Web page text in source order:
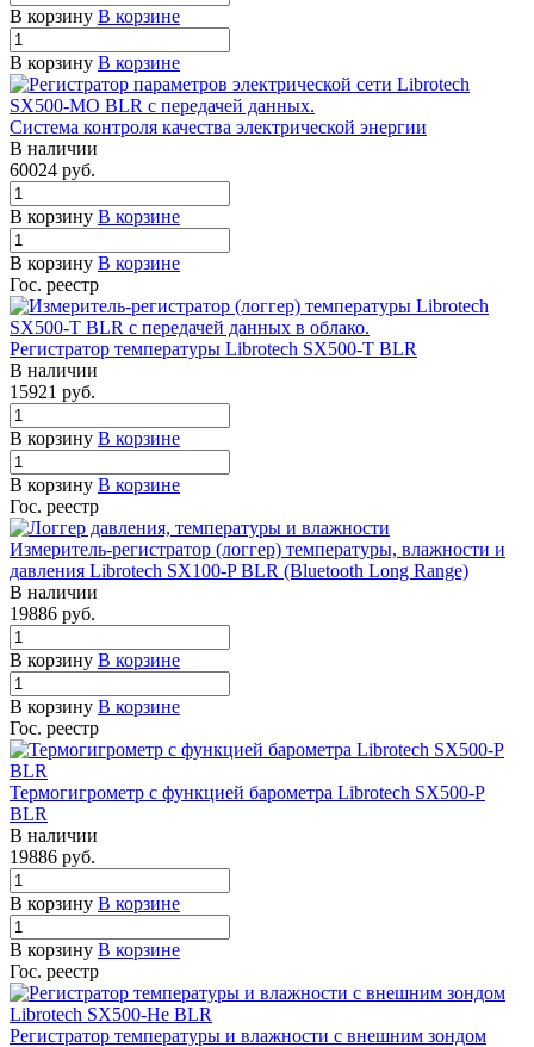
В корзину В корзине
В корзину В корзине
Система контроля качества электрической энергии
В наличии
60024 руб.
В корзину В корзине
В корзину В корзине
Гос. реестр
Регистратор температуры Librotech SX500-T BLR
В наличии
15921 руб.
В корзину В корзине
В корзину В корзине
Гос. реестр
Измеритель-регистратор (логгер) температуры, влажности и
давления Librotech SX100-P BLR (Bluetooth Long Range)
В наличии
19886 руб.
В корзину В корзине
В корзину В корзине
Гос. реестр
Термогигрометр с функцией барометра Librotech SX500-P
BLR
В наличии
19886 руб.
В корзину В корзине
В корзину В корзине
Гос. реестр
Регистратор температуры и влажности с внешним зондом